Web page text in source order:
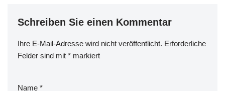
Schreiben Sie einen Kommentar
Ihre E-Mail-Adresse wird nicht veröffentlicht. Erforderliche
Felder sind mit * markiert
Name *